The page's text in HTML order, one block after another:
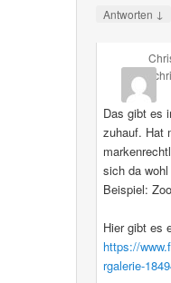
Antworten ↓
Das gibt es
zuhauf. Hat
sich da
Beispiel:
Hier gibt es
https://
rgalerie-